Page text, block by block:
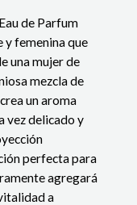
de Parfum
y femenina que
una mujer de
mezcla de
un aroma
vez delicado y
perfecta para
agregará
a